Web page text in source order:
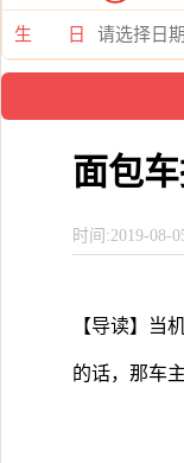
生 日
面包
时间:2019-08-
【导读】当
的话，那车